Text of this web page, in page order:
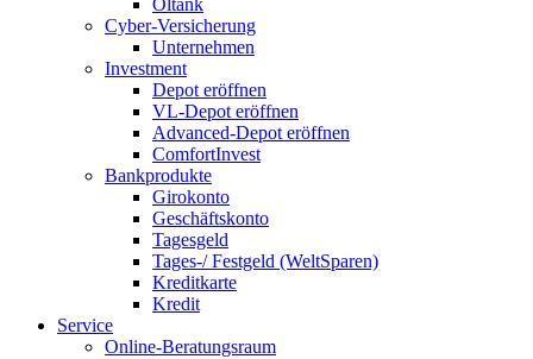
Öltank
Cyber-Versicherung
Unternehmen
Investment
Depot eröffnen
VL-Depot eröffnen
Advanced-Depot eröffnen
ComfortInvest
Bankprodukte
Girokonto
Geschäftskonto
Tagesgeld
Tages-/ Festgeld (WeltSparen)
Kreditkarte
Kredit
Service
Online-Beratungsraum